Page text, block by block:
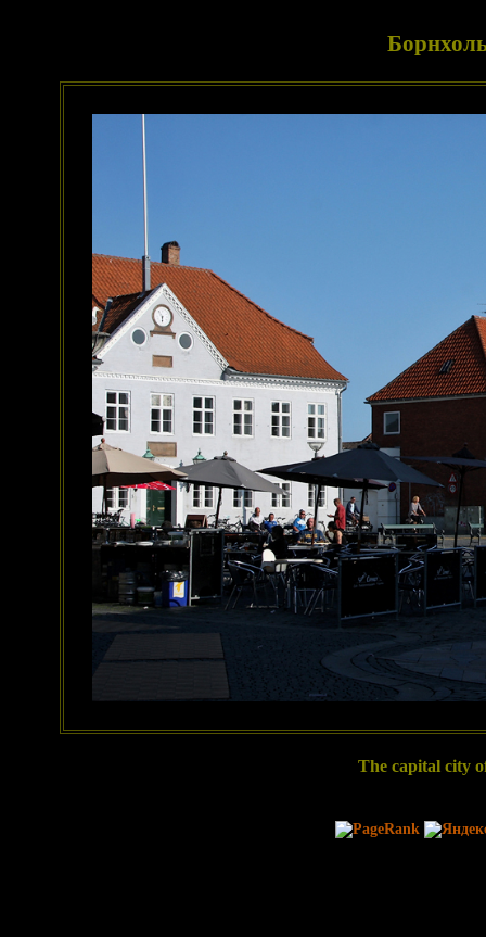
The capital city